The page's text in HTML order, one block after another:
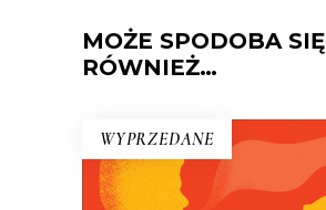
MOŻE SPODOBA SIĘ
RÓWNIEŻ…
WYPRZEDANE